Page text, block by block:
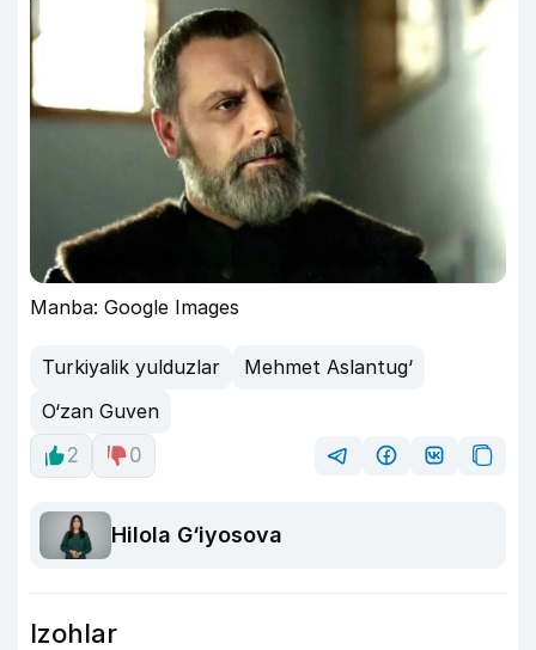
Manba: Google Images
Turkiyalik yulduzlar
Mehmet Aslantug‘
O‘zan Guven
2
0
Hilola G‘iyosova
Izohlar